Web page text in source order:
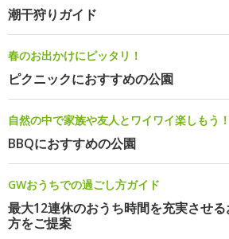
潮干狩りガイド
春のお出かけにピッタリ！
ピクニックにおすすめの公園
自然の中で家族や友人とワイワイ楽しもう！
BBQにおすすめの公園
GWおうちでの過ごし方ガイド
最大12連休のおうち時間を充実させ
方をご提案